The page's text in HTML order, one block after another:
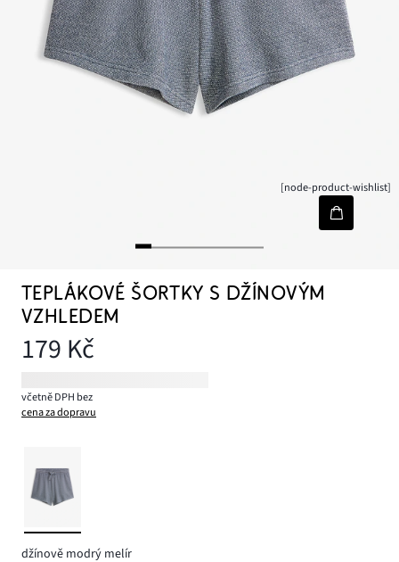
[node-product-wishlist]
TEPLÁKOVÉ ŠORTKY S DŽÍNOVÝM
VZHLEDEM
179 Kč
včetně DPH bez
cena za dopravu
džínově modrý melír